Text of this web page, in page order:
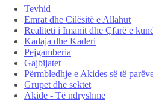
Tevhid
Emrat dhe Cilësitë e Allahut
Realiteti i Imanit dhe Çfarë e
Kadaja dhe Kaderi
Pejgamberia
Gajbijatet
Përmbledhje e Akides së të
Grupet dhe sektet
Akide - Të ndryshme